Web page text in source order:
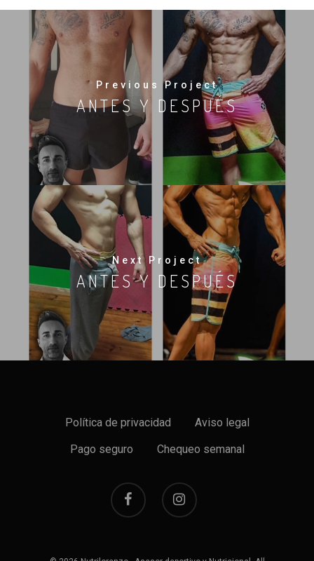
Previous Project
ANTES Y DESPUÉS
Next Project
ANTES Y DESPUÉS
Política de privacidad
Aviso legal
Pago seguro
Chequeo semanal